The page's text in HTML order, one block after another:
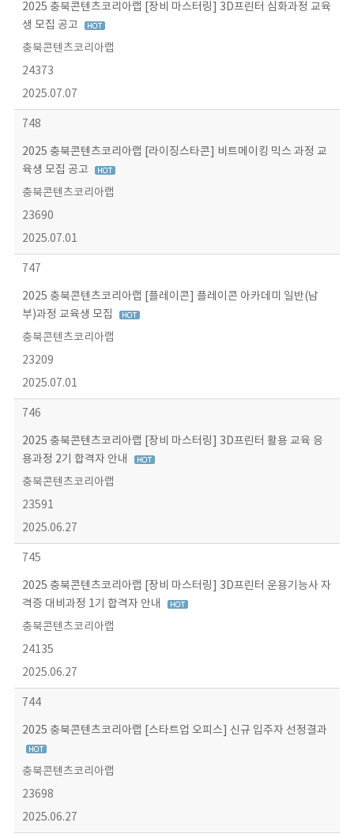
2025 충북콘텐츠코리아랩 [장비 마스터링] 3D프린터 심화과정 교육
생 모집 공고
충북콘텐츠코리아랩
24373
2025.07.07
748
2025 충북콘텐츠코리아랩 [라이징스타콘] 비트메이킹 믹스 과정 교
육생 모집 공고
충북콘텐츠코리아랩
23690
2025.07.01
747
2025 충북콘텐츠코리아랩 [플레이콘] 플레이콘 아카데미 일반(남
부)과정 교육생 모집
충북콘텐츠코리아랩
23209
2025.07.01
746
2025 충북콘텐츠코리아랩 [장비 마스터링] 3D프린터 활용 교육 응
용과정 2기 합격자 안내
충북콘텐츠코리아랩
23591
2025.06.27
745
2025 충북콘텐츠코리아랩 [장비 마스터링] 3D프린터 운용기능사 자
격증 대비과정 1기 합격자 안내
충북콘텐츠코리아랩
24135
2025.06.27
744
2025 충북콘텐츠코리아랩 [스타트업 오피스] 신규 입주자 선정결과
충북콘텐츠코리아랩
23698
2025.06.27